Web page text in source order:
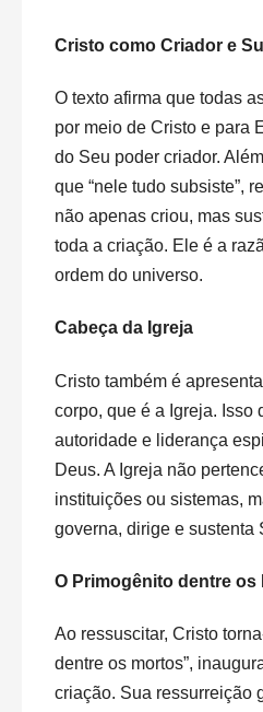
Cristo como Criador e
O texto afirma que todas
por meio de Cristo e para
do Seu poder criador.
que “nele tudo subsiste”,
não apenas criou, mas
toda a criação. Ele é a
ordem do universo.
Cabeça da Igreja
Cristo também é
corpo, que é a Igreja. Isso
autoridade e liderança
Deus. A Igreja não
instituições ou sistemas,
governa, dirige e sustenta
O Primogênito dentre os
Ao ressuscitar, Cristo
dentre os mortos”,
criação. Sua ressurreição